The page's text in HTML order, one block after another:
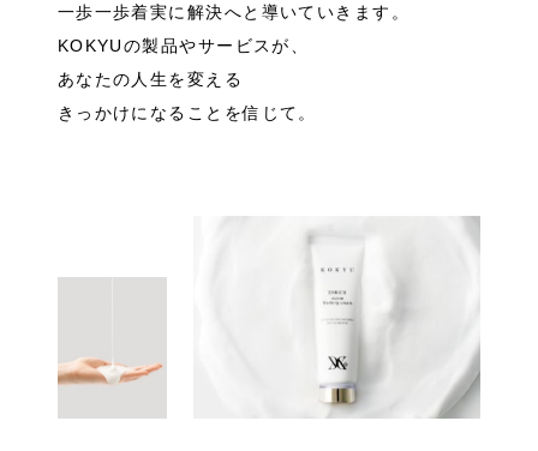
一歩一歩着実に解決へと導いていきます。
KOKYUの製品やサービスが、
あなたの人生を変える
きっかけになることを信じて。